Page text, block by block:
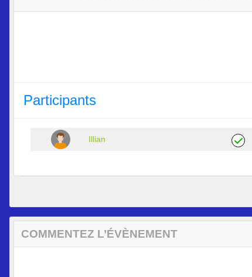
Participants
Illian
COMMENTEZ L’ÉVÈNEMENT